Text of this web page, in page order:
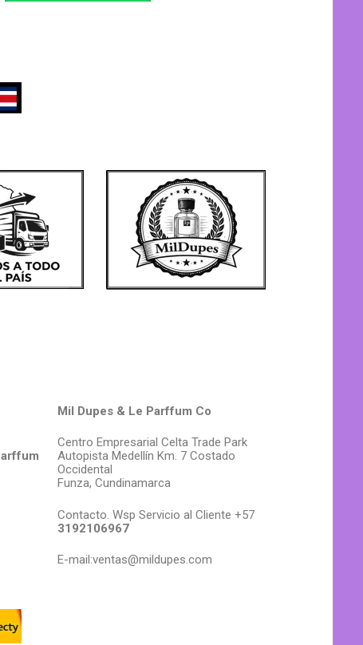
Mil Dupes & Le Parffum Co
Centro Empresarial Celta Trade Park
Autopista Medellín Km. 7 Costado
Occidental
Funza, Cundinamarca
Contacto. Wsp Servicio al Cliente +57
3192106967
E-mail:ventas@mildupes.com